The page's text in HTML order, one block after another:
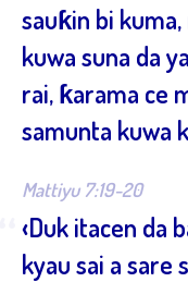
sauƙin bi
kuwa suna da
rai, ƙarama ce
samunta kuwa
Mattiyu 7:19-20
‹Duk itacen da
kyau sai a sare